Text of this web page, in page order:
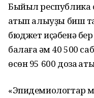
Быйыл республика
һатып алыуҙы биш
бюджет иҫәбенә
балаға һәм 40 500
өсөн 95 600 доза
«Эпидемиологтар